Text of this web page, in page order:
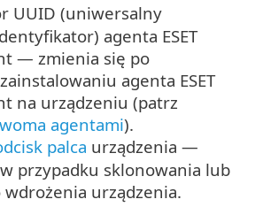
UUID (uniwersalny
agenta ESET
— zmienia się po
agenta ESET
na urządzeniu (patrz
agentami).
palca urządzenia —
przypadku sklonowania lub
urządzenia.